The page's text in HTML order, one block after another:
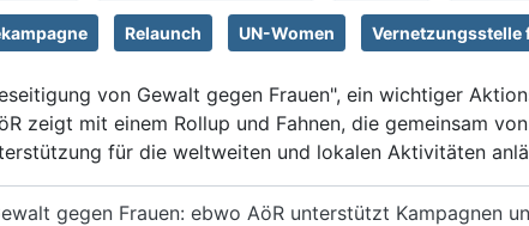
Relaunch UN-Women Vernetzungsstelle
von Gewalt gegen Frauen", ein wichtiger
zeigt mit einem Rollup und Fahnen, die gemeinsam
für die weltweiten und lokalen Aktivitäten
gegen Frauen: ebwo AöR unterstützt Kampagnen